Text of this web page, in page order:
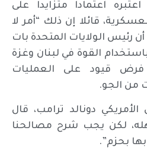
اعتمادا متزايدا على
قائلا إن ذلك “أمر لا
رئيس الولايات المتحدة بات
القوة في لبنان وغزة
فرض قيود على العمليات
من الجو.
دونالد ترامب، قال
لكن يجب شرح مصالحنا
بحزم”.